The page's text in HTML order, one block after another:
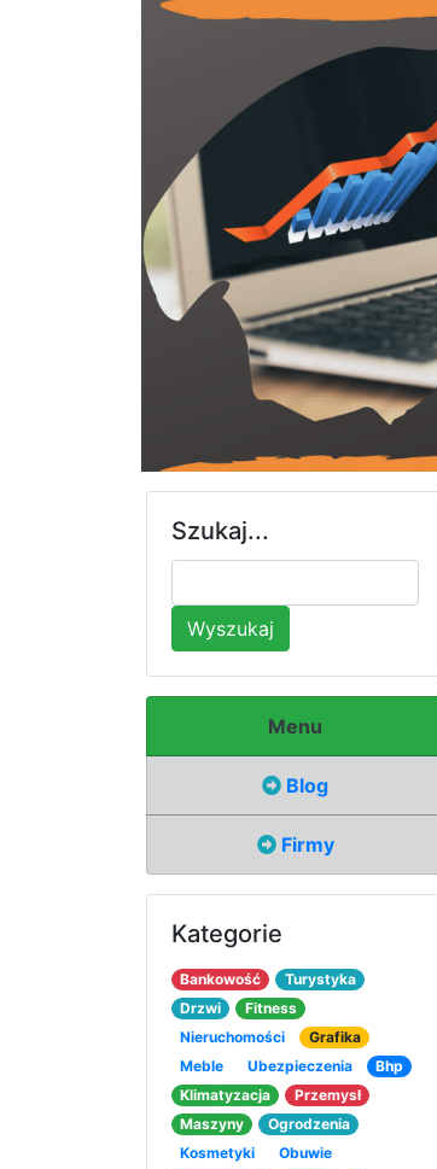
Szukaj...
Wyszukaj
Menu
Blog
Firmy
Kategorie
Bankowość
Turystyka
Drzwi
Fitness
Nieruchomości
Grafika
Meble
Ubezpieczenia
Bhp
Klimatyzacja
Przemysł
Maszyny
Ogrodzenia
Kosmetyki
Obuwie